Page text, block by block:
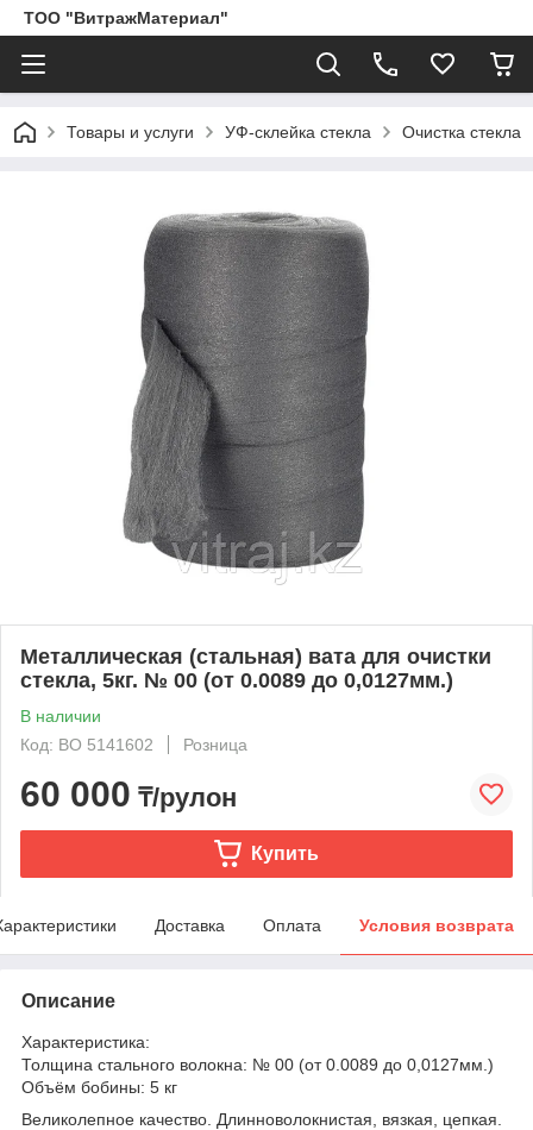
ТОО "ВитражМатериал"
Товары и услуги УФ-склейка стекла Очистка стекла
Металлическая (стальная) вата для очистки
стекла, 5кг. № 00 (от 0.0089 до 0,0127мм.)
В наличии
Код: BO 5141602
Розница
60 000 ₸/рулон
Купить
Доставка Оплата Условия возврата
Описание
Характеристика:
Толщина стального волокна: № 00 (от 0.0089 до 0,0127мм.)
Объём бобины: 5 кг
Великолепное качество. Длинноволокнистая, вязкая, цепкая.